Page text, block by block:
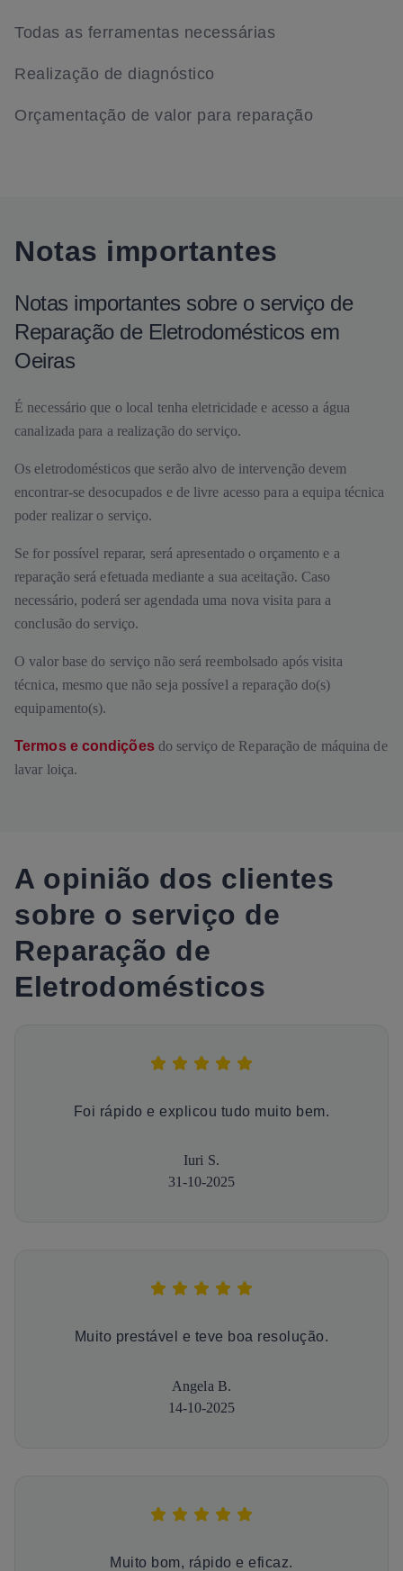
Todas as ferramentas necessárias
Realização de diagnóstico
Orçamentação de valor para reparação
Notas importantes
Notas importantes sobre o serviço de
Reparação de Eletrodomésticos em
Oeiras
É necessário que o local tenha eletricidade e acesso a água
canalizada para a realização do serviço.
Os eletrodomésticos que serão alvo de intervenção devem
encontrar-se desocupados e de livre acesso para a equipa técnica
poder realizar o serviço.
Se for possível reparar, será apresentado o orçamento e a
reparação será efetuada mediante a sua aceitação. Caso
necessário, poderá ser agendada uma nova visita para a
conclusão do serviço.
O valor base do serviço não será reembolsado após visita
técnica, mesmo que não seja possível a reparação do(s)
equipamento(s).
Termos e condiçõesdo serviço de Reparação de máquina de
lavar loiça.
A opinião dos clientes
sobre o serviço de
Reparação de
Eletrodomésticos
Foi rápido e explicou tudo muito bem.
Iuri S.
31-10-2025
Muito prestável e teve boa resolução.
Angela B.
14-10-2025
Muito bom, rápido e eficaz.